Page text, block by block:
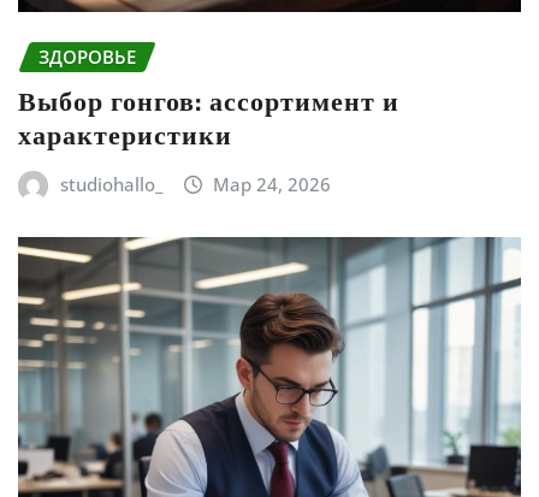
ЗДОРОВЬЕ
Выбор гонгов: ассортимент и
характеристики
studiohallo_ Мар 24, 2026